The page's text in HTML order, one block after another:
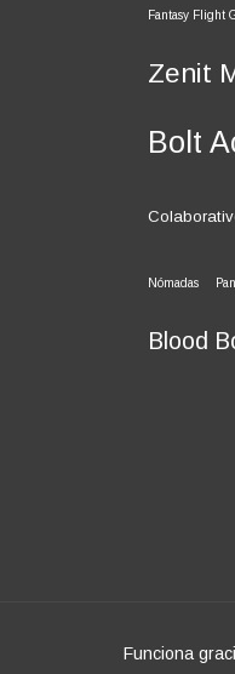
Fantasy Flight
Zenit
Bolt
Nómadas
Blood
Funciona